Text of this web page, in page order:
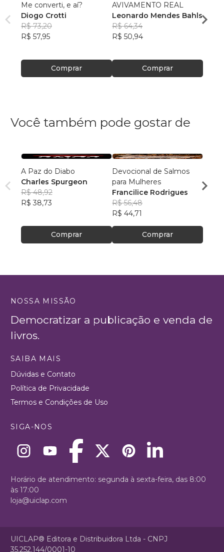
Me converti, e aí?
Diogo Crotti
R$ 73,20
R$ 57,95
Comprar
AVIVAMENTO REAL
Leonardo Mendes Bahls
R$ 64,34
R$ 50,94
Comprar
Otto
Você também pode gostar de
A Paz do Diabo
Charles Spurgeon
R$ 48,92
R$ 38,73
Comprar
Devocional de Salmos
para Mulheres
Francilice Rodrigues
R$ 56,48
R$ 44,71
Comprar
R$
NOSSA MISSÃO
Democratizar a publicação e venda de
livros.
SAIBA MAIS
Dúvidas e Contato
Política de Privacidade
Termos e Condições de Uso
SIGA-NOS
Horário de atendimento: segunda à sexta-feira, das 8:00
às 17:00
loja@uiclap.com
UICLAP® Editora e Distribuidora Ltda - CNPJ
35.252.144/0001-10